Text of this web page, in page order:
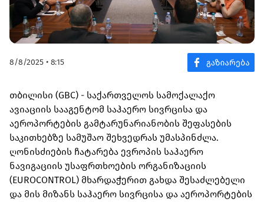
8/8/2025 • 8:15
თბილისი (GBC) - საქართველოს სამოქალაქო
ავიაციის სააგენტომ საჰაერო სივრცისა და
აეროპორტების გამტარუნარიანობის შეფასების
საკითხებზე სამუშაო შეხვედრას უმასპინძლა.
ღონისძიების ჩატარება ევროპის საჰაერო
ნავიგაციის უსაფრთხოების ორგანიზაციის
(EUROCONTROL) მხარდაჭერით გახდა შესაძლებელი
და მის მიზანს საჰაერო სივრცისა და აეროპორტების